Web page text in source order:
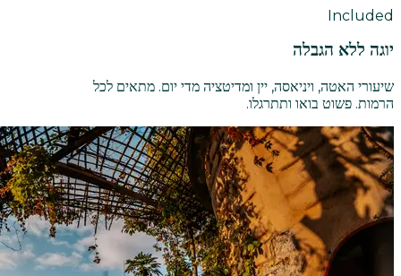
Included
יוגה ללא הגבלה
שיעורי האטה, ויניאסה, יין ומדיטציה מדי יום. מתאים לכל
הרמות. פשוט בואו ותתרגלו.